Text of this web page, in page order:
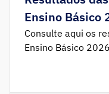
Ensino Básico
Consulte aqui os
Ensino Básico